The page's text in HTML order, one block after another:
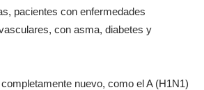
pacientes con enfermedades
con asma, diabetes y
nuevo, como el A (H1N1)